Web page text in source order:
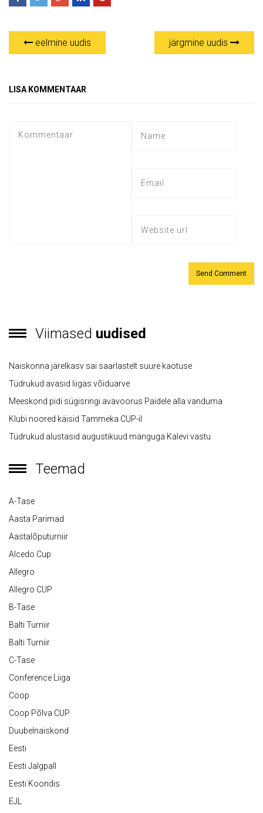
eelmine uudis järgmine uudis
LISA KOMMENTAAR
Viimased uudised
Naiskonna järelkasv sai saarlastelt suure kaotuse
Tüdrukud avasid liigas võiduarve
Meeskond pidi sügisringi avavoorus Paidele alla vanduma
Klubi noored käisid Tammeka CUP-il
Tüdrukud alustasid augustikuud mänguga Kalevi vastu
Teemad
A-Tase
Aasta Parimad
Aastalõputurniir
Alcedo Cup
Allegro
Allegro CUP
B-Tase
Balti Turniir
Balti Turniir
C-Tase
Conference Liiga
Coop
Coop Põlva CUP
Duubelnaiskond
Eesti
Eesti Jalgpall
Eesti Koondis
EJL